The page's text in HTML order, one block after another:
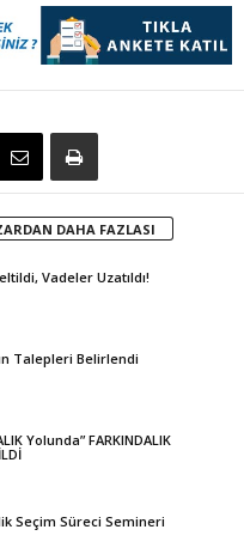
DAHA FAZLASI
Vadeler Uzatıldı!
Talepleri Belirlendi
Yolunda” FARKINDALIK
Seçim Süreci Semineri